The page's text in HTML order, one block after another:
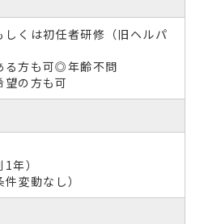
しくは初任者研修（旧ヘルパ
る方も可◎年齢不問
望の方も可
年）
変動なし）